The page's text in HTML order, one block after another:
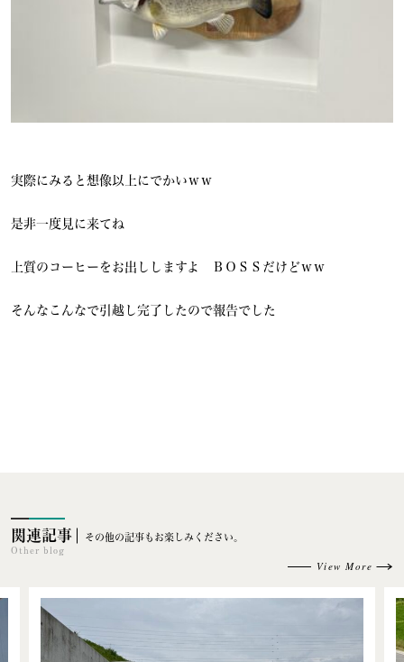
実際にみると想像以上にでかいｗｗ
是非一度見に来てね
上質のコーヒーをお出ししますよ ＢＯＳＳだけどｗｗ
そんなこんなで引越し完了したので報告でした
関連記事
Other blog
その他の記事もお楽しみください。
View More